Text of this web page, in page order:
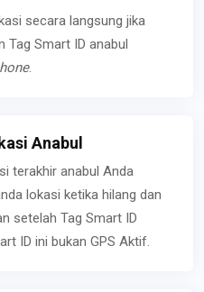
secara langsung jika
Tag Smart ID anabul
.
Anabul
terakhir anabul Anda
lokasi ketika hilang dan
setelah Tag Smart ID
ID ini bukan GPS Aktif.